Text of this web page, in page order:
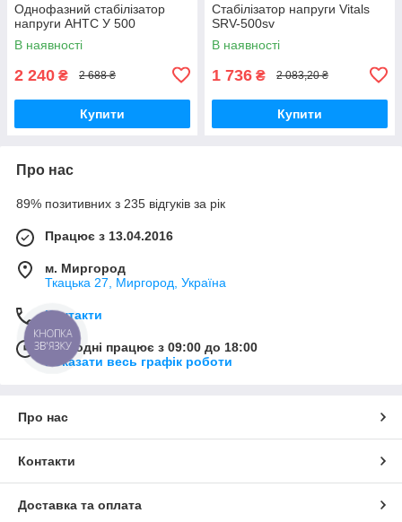
Однофазний стабілізатор
напруги АНТС У 500
В наявності
2 240 ₴ 2 688 ₴
Купити
Стабілізатор напруги Vitals
SRV-500sv
В наявності
1 736 ₴ 2 083,20 ₴
Купити
Про нас
89% позитивних з 235 відгуків за рік
Працює з 13.04.2016
м. Миргород
Ткацька 27, Миргород, Україна
Контакти
Сьогодні працює з 09:00 до 18:00
Показати весь графік роботи
Про нас
Контакти
Доставка та оплата
КНОПКА
ЗВ'ЯЗКУ